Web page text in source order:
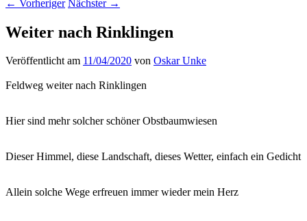
← Vorheriger Nächster →
Weiter nach Rinklingen
Veröffentlicht am 11/04/2020 von Oskar Unke
Feldweg weiter nach Rinklingen
Hier sind mehr solcher schöner Obstbaumwiesen
Dieser Himmel, diese Landschaft, dieses Wetter, einfach ein Gedicht
Allein solche Wege erfreuen immer wieder mein Herz